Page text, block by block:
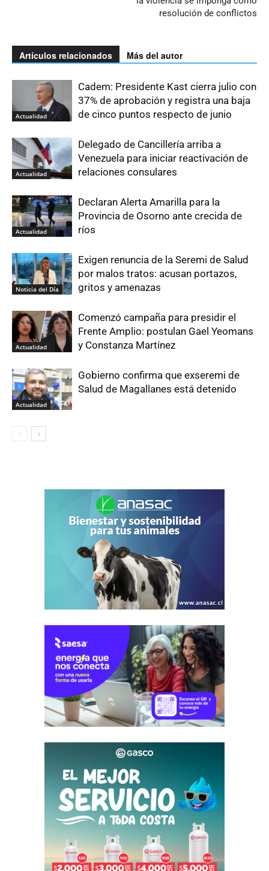
resolución de conflictos
Artículos relacionados Más del autor
Actualidad
Cadem: Presidente Kast cierra julio con
37% de aprobación y registra una baja
de cinco puntos respecto de junio
Actualidad
Delegado de Cancillería arriba a
Venezuela para iniciar reactivación de
relaciones consulares
Actualidad
Declaran Alerta Amarilla para la
Provincia de Osorno ante crecida de
ríos
Noticia del Día
Exigen renuncia de la Seremi de Salud
por malos tratos: acusan portazos,
gritos y amenazas
Actualidad
Comenzó campaña para presidir el
Frente Amplio: postulan Gael Yeomans
y Constanza Martínez
Actualidad
Gobierno confirma que exseremi de
Salud de Magallanes está detenido